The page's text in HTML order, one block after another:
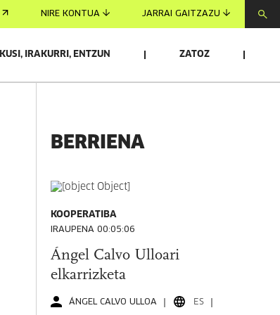
NIRE KONTUA JARRAI GAITZAZU
IKUSI, IRAKURRI, ENTZUN ZATOZ
BERRIENA
KOOPERATIBA
IRAUPENA 00:05:06
Ángel Calvo Ulloari
elkarrizketa
ÁNGEL CALVO ULLOA ES